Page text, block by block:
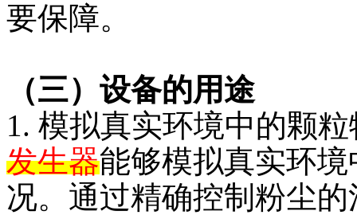
要保障。
（三）设备的用途
1. 模拟真实环境中的颗
发生器能够模拟真实环
况。通过精确控制粉尘